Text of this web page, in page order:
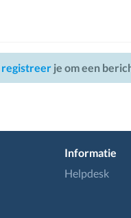
registreer je om een
Informatie
Helpdesk